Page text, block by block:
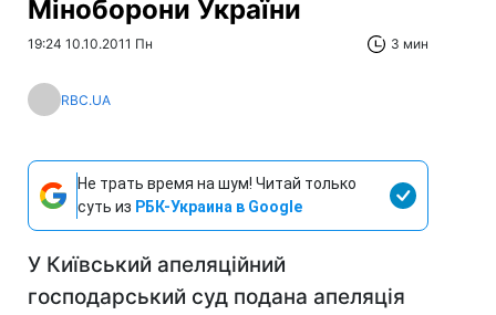
Міноборони України
19:24 10.10.2011 Пн 3 мин
RBC.UA
Не трать время на шум! Читай только
суть из РБК-Украина в Google
У Київський апеляційний
господарський суд подана апеляція